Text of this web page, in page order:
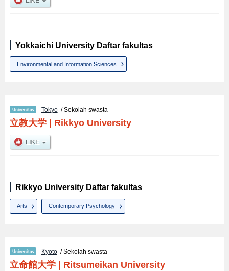
Yokkaichi University Daftar fakultas
Environmental and Information Sciences
Tokyo/ Sekolah swasta
立教大学| Rikkyo University
Rikkyo University Daftar fakultas
Arts Contemporary Psychology
Kyoto/ Sekolah swasta
立命館大学| Ritsumeikan University